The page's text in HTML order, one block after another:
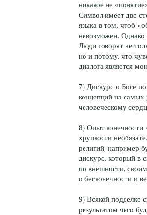
никакое не
Символ имеет две
языка в том, чтоб
невозможен. Однако
Люди говорят не
но и потому, что
диалога является
7) Дискурс о Боге
концепций на самых
человеческому
8) Опыт конечности
хрупкости
религий, например
дискурс, который в
по внешности, своим
о бесконечности и
9) Всякой подделке
результатом чего